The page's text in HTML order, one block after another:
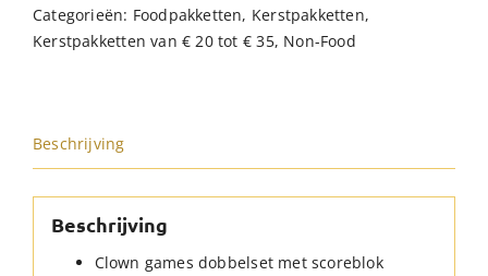
Categorieën: Foodpakketten, Kerstpakketten,
Kerstpakketten van € 20 tot € 35, Non-Food
Beschrijving
Beschrijving
Clown games dobbelset met scoreblok